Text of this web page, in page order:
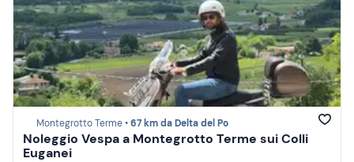
Montegrotto Terme •67 km da Delta del Po
Noleggio Vespa a Montegrotto Terme sui Colli
Euganei